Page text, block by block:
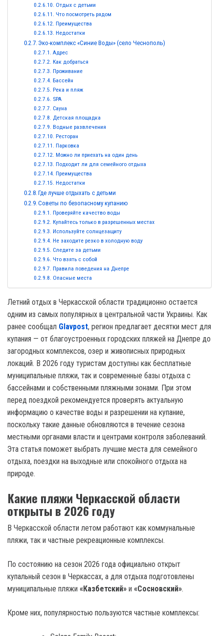
Отдых с детьми
Что посмотреть рядом
Преимущества
Недостатки
Эко-комплекс «Синие Воды» (село Чеснополь)
Адрес
Как добраться
Проживание
Бассейн
Река и пляж
SPA
Сауна
Детская площадка
Водные развлечения
Ресторан
Парковка
Можно ли приехать на один день
Подходит ли для семейного отдыха
Преимущества
Недостатки
Где лучше отдыхать с детьми
Советы по безопасному купанию
Проверяйте качество воды
Купайтесь только в разрешенных местах
Используйте солнцезащиту
Не заходите резко в холодную воду
Следите за детьми
Что взять с собой
Правила поведения на Днепре
Опасные места
Летний отдых в Черкасской области традиционно остается
одним из самых популярных в центральной части Украины. Как
ранее сообщал Glavpost, регион предлагает десятки мест для
купания — от благоустроенных городских пляжей на Днепре до
загородных комплексов, озер и живописных природных
локаций. В 2026 году туристам доступны как бесплатные
муниципальные пляжи, так и современные базы отдыха с
бассейнами и собственными пляжными зонами. При этом
перед поездкой рекомендуется проверять актуальную
информацию о качестве воды и разрешении на купание,
поскольку такие данные обновляются в течение сезона
местными органами власти и центрами контроля заболеваний.
Эта статья поможет выбрать лучшие места для семейного
отдыха, поездки на выходные или спокойного отдыха на
природе.
Какие пляжи Черкасской области
открыты в 2026 году
В Черкасской области летом работают как коммунальные
пляжи, так и частные рекреационные комплексы.
По состоянию на сезон 2026 года официально открыт
купальный сезон в Черкассах, а для отдыха подготовлены
муниципальные пляжи «Казбетский» и «Сосновский».
Кроме них, популярностью пользуются частные комплексы: